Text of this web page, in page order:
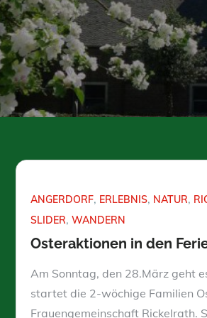
ANGERDORF ERLEBNIS NATUR
SLIDER WANDERN
Osteraktionen in den
Am Sonntag, den 28.März geht
startet die 2-wöchige Familien
Frauengemeinschaft Rickelrath.